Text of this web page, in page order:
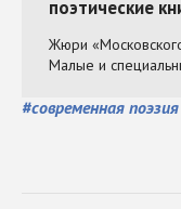
#современная поэзия